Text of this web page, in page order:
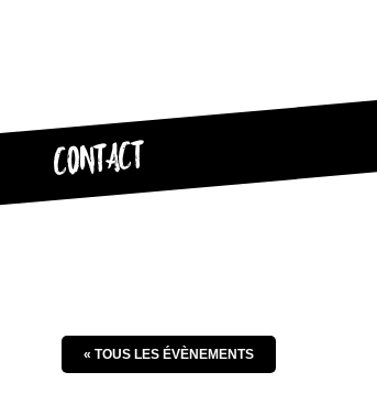
CONTACT
« TOUS LES ÉVÈNEMENTS